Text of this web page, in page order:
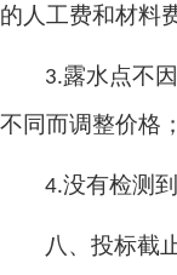
的人工费和材料
3.露水点不
不同而调整价格；
4.没有检测
八、投标截